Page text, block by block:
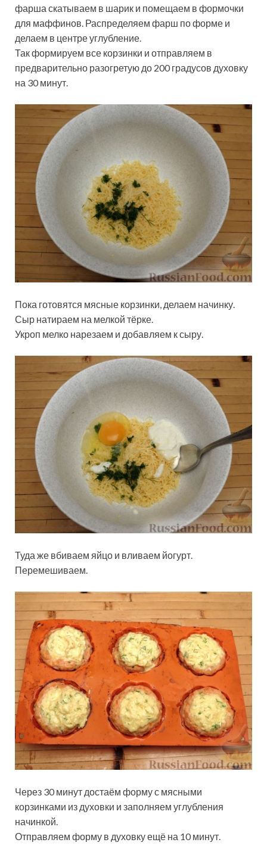
фарша скатываем в шарик и помещаем в формочки
для маффинов. Распределяем фарш по форме и
делаем в центре углубление.
Так формируем все корзинки и отправляем в
предварительно разогретую до 200 градусов духовку
на 30 минут.
Пока готовятся мясные корзинки, делаем начинку.
Сыр натираем на мелкой тёрке.
Укроп мелко нарезаем и добавляем к сыру.
Туда же вбиваем яйцо и вливаем йогурт.
Перемешиваем.
Через 30 минут достаём форму с мясными
корзинками из духовки и заполняем углубления
начинкой.
Отправляем форму в духовку ещё на 10 минут.